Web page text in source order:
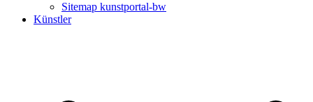
Sitemap kunstportal-bw
Künstler